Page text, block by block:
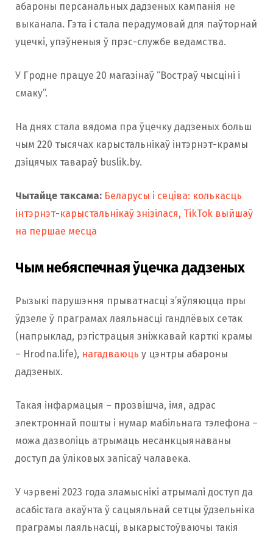
абароны персанальных дадзеных кампанія не
выканала. Гэта і стала перадумовай для паўторнай
уцечкі, упэўненыя ў прэс-службе ведамства.
У Гродне працуе 20 магазінаў “Востраў чысціні і
смаку”.
На днях стала вядома пра ўцечку дадзеных больш
чым 220 тысячах карыстальнікаў інтэрнэт-крамы
дзіцячых тавараў buslik.by.
Чытайце таксама: Беларусы і сеціва: колькасць
інтэрнэт-карыстальнікаў знізілася, TikTok выйшаў
на першае месца
Чым небяспечная ўцечка дадзеных
Рызыкі парушэння прыватнасці з’яўляюцца пры
ўдзеле ў праграмах лаяльнасці гандлёвых сетак
(напрыклад, рэгістрацыя зніжкавай карткі крамы
– Hrodna.life), нагадваюць у цэнтры абароны
дадзеных.
Такая інфармацыя – прозвішча, імя, адрас
электроннай пошты і нумар мабільнага тэлефона –
можа дазволіць атрымаць несанкцыянаваны
доступ да ўліковых запісаў чалавека.
У чэрвені 2023 года зламыснікі атрымалі доступ да
асабістага акаўнта ў сацыяльнай сетцы ўдзельніка
праграмы лаяльнасці, выкарыстоўваючы такія